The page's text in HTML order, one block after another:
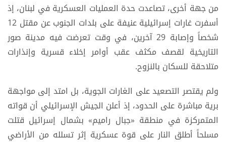
من جهة أخرى، تصاعدت حدة العمليات العسكرية في لبنان، إذ
أسفرت غارات إسرائيلية عنيفة على بلدات الجنوب عن مقتل 12
شخصاً وإصابة 29 آخرين، في وقت تعرضت فيه مدينة صور
التاريخية لقصف مكثف عقب أوامر إخلاء قسرية وإنذارات
متلاحقة للسكان بالنزوح.
ولم يقتصر التصعيد على الغارات الجوية، بل امتد إلى مواجهة
برية مباشرة على الحدود، إذ أعلن الجيش الإسرائيلي أن قواته
المتمركزة في منطقة «جبال راميم» بشمال إسرائيل قتلت
مسلحاً أطلق النار على قوة عسكرية إثر تسلله من الأراضي